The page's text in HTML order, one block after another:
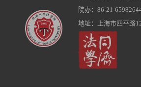
院办：86-21-
地址：上海市四平路